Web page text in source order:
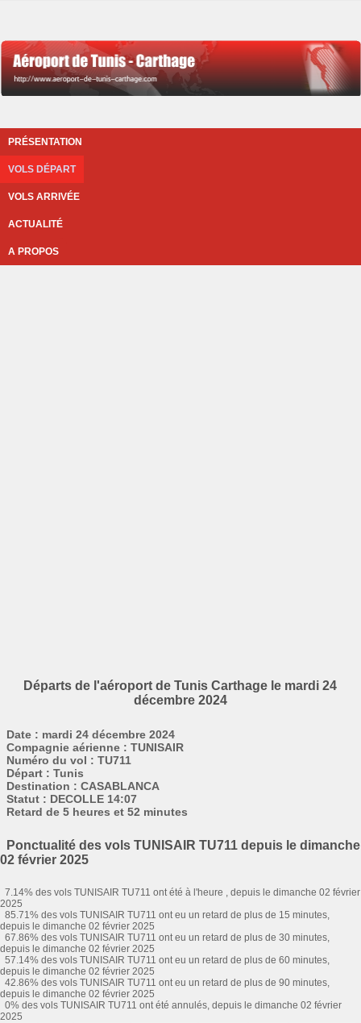
PRÉSENTATION
VOLS DÉPART
VOLS ARRIVÉE
ACTUALITÉ
A PROPOS
Départs de l'aéroport de Tunis Carthage le mardi 24
décembre 2024
Date : mardi 24 décembre 2024
Compagnie aérienne : TUNISAIR
Numéro du vol : TU711
Départ : Tunis
Destination : CASABLANCA
Statut : DECOLLE 14:07
Retard de 5 heures et 52 minutes
Ponctualité des vols TUNISAIR TU711 depuis le dimanche
02 février 2025
7.14% des vols TUNISAIR TU711 ont été à l'heure , depuis le dimanche 02 février
2025
85.71% des vols TUNISAIR TU711 ont eu un retard de plus de 15 minutes,
depuis le dimanche 02 février 2025
67.86% des vols TUNISAIR TU711 ont eu un retard de plus de 30 minutes,
depuis le dimanche 02 février 2025
57.14% des vols TUNISAIR TU711 ont eu un retard de plus de 60 minutes,
depuis le dimanche 02 février 2025
42.86% des vols TUNISAIR TU711 ont eu un retard de plus de 90 minutes,
depuis le dimanche 02 février 2025
0% des vols TUNISAIR TU711 ont été annulés, depuis le dimanche 02 février
2025